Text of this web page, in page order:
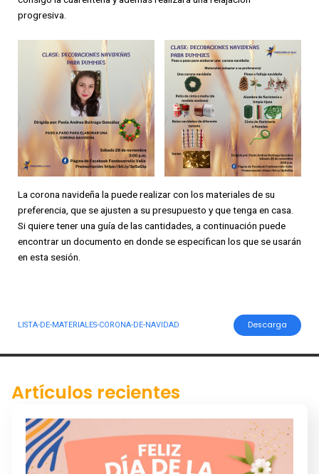
progresiva.
La corona navideña la puede realizar con los materiales de su
preferencia, que se ajusten a su presupuesto y que tenga en casa.
Si quiere tener una guía de las cantidades, a continuación puede
encontrar un documento en donde se especifican los que se usarán
en esta sesión.
LISTA-DE-MATERIALES-CORONA-DE-NAVIDAD Descarga
Artículos recientes